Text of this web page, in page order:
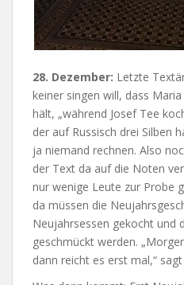
28. Dezember: Letzte
keiner singen will, dass
hält, „während Josef Tee
der auf Russisch drei Silben
ja niemand rechnen. Also
der Text da auf die Noten
nur wenige Leute zur Probe
da müssen die
Neujahrsessen gekocht und
geschmückt werden.
dann reicht es erst mal,“